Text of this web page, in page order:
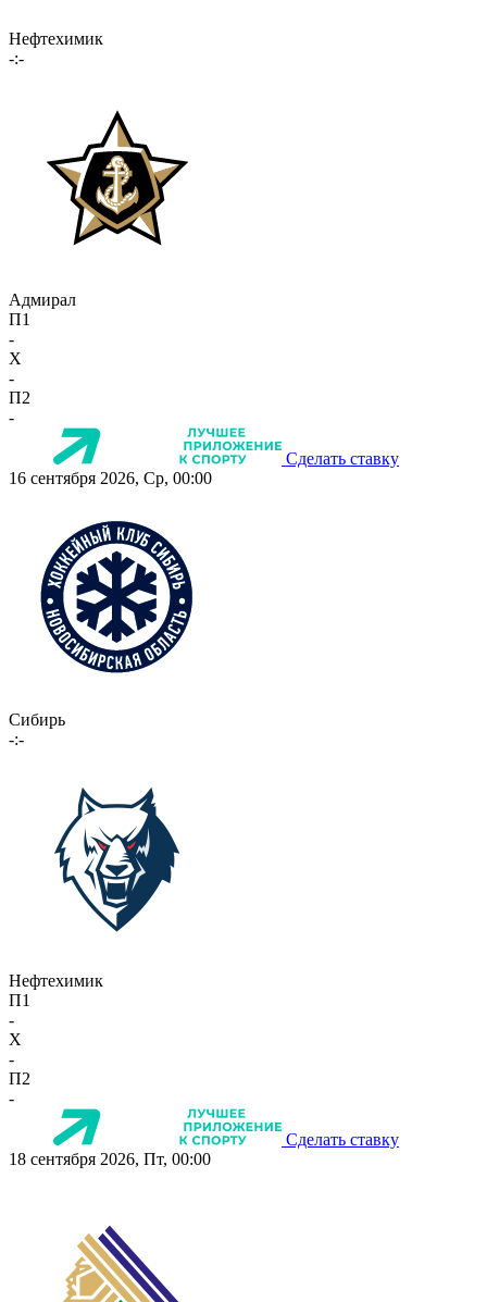
Нефтехимик
-:-
Адмирал
П1
-
X
-
П2
-
Сделать ставку
16 сентября 2026, Ср, 00:00
Сибирь
-:-
Нефтехимик
П1
-
X
-
П2
-
Сделать ставку
18 сентября 2026, Пт, 00:00